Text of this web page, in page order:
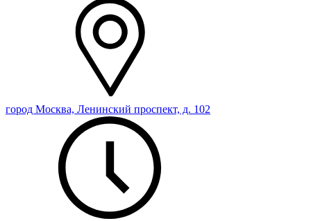
город Москва, Ленинский проспект, д. 102